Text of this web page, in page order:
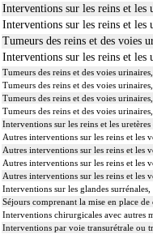
Interventions sur les reins et les
Interventions sur les reins et les
Tumeurs des reins et des voies
Interventions sur les reins et les
Tumeurs des reins et des voies
Tumeurs des reins et des voies
Tumeurs des reins et des voies
Tumeurs des reins et des voies
Interventions sur les reins et les
Autres interventions sur les reins et les
Autres interventions sur les reins et les
Autres interventions sur les reins et les
Autres interventions sur les reins et les
Interventions sur les glandes surrénales,
Séjours comprenant la mise en place
Interventions chirurgicales avec autres
Interventions par voie transurétrale ou